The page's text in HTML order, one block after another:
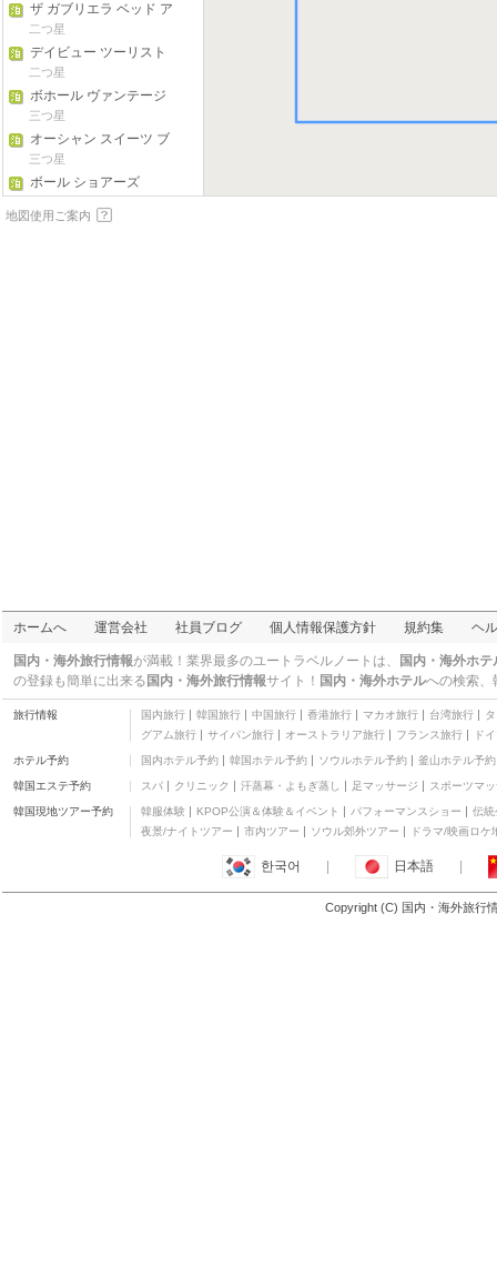
ザ ガブリエラ ベッド ア
ンド ブレックファスト
二つ星
デイビュー ツーリスト
ホーム
二つ星
ボホール ヴァンテージ
リゾート
三つ星
オーシャン スイーツ ブ
ティック ホテル
三つ星
ボール ショアーズ
ABS ネイティブ イン
ボッフォ リゾート
三つ星
ブルーウォーター パン
グラオ ビーチ リゾート
四つ星
ステイライト パーク ベ
ッド アンド ブレックフ
二つ星
フラッシング ミドウズ
リゾート アンド プレイ
グラウンド
三つ星
イデア ペンション ハウ
ス
二つ星
オープン ドアーズ ヘイ
ンション ハウス
二つ星
地図使用ご案内
ホームへ 運営会社 社員ブログ 個人情報保護方針 規約集 ヘ
国内・海外旅行情報が満載！業界最多のユートラベルノートは、
国内・海外ホ
の登録も簡単に出来る 国内・海外旅行情報サイト！ 国内・海外ホテルへの検索、
旅行情報 国内旅行 韓国旅行 中国旅行 香港旅行 マカオ旅行 台湾旅行
グアム旅行
サイパン旅行 オーストラリア旅行 フランス旅行 ド
ホテル予約 国内ホテル予約 韓国ホテル予約 ソウルホテル予約 釜山ホテル予約
韓国エステ予約 スパ クリニック 汗蒸幕・よもぎ蒸し 足マッサージ スポーツマ
韓国現地ツアー予約 韓服体験 KPOP公演＆体験＆イベント パフォーマンスショー
伝統
夜景/ナイトツアー
市内ツアー ソウル郊外ツアー ドラマ/映画ロケ
한국어 日本語
Copyright (C) 国内・海外旅行